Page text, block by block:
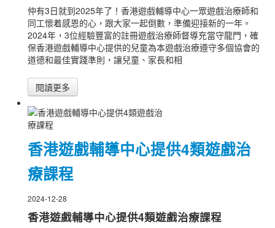
仲有3日就到2025年了！香港遊戲輔導中心一眾遊戲治療師和
同工懷着感恩的心，跟大家一起倒數，準備迎接新的一年。
2024年，3位經驗豐富的註冊遊戲治療師督導充當守龍門，確
保香港遊戲輔導中心提供的兒童為本遊戲治療遵守多個協會的
道德和最佳實踐準則，讓兒童、家長和相
閱讀更多
香港遊戲輔導中心提供4類遊戲治
療課程
2024-12-28
香港遊戲輔導中心提供4類遊戲治療課程